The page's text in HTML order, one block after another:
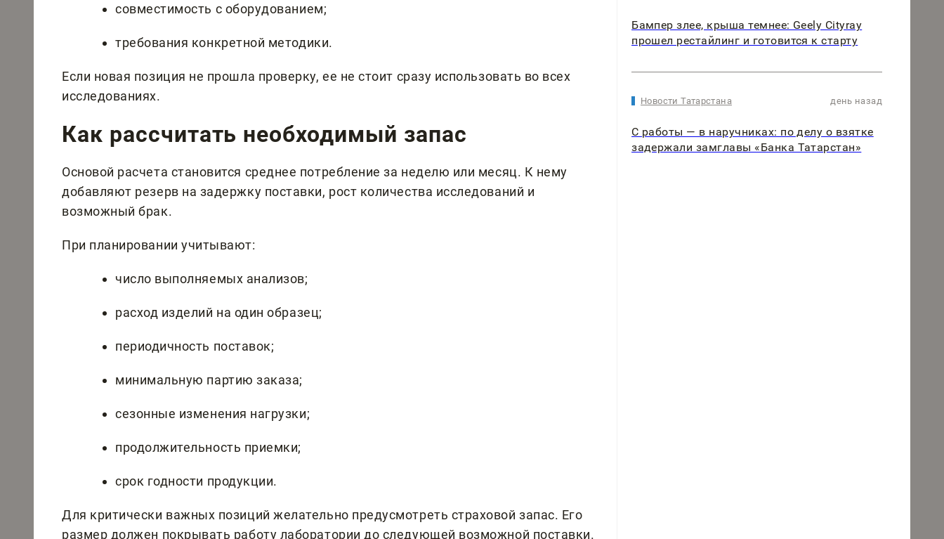
совместимость с оборудованием;
требования конкретной методики.
Если новая позиция не прошла проверку, ее не стоит сразу использовать во всех
исследованиях.
Как рассчитать необходимый запас
Основой расчета становится среднее потребление за неделю или месяц. К нему
добавляют резерв на задержку поставки, рост количества исследований и
возможный брак.
При планировании учитывают:
число выполняемых анализов;
расход изделий на один образец;
периодичность поставок;
минимальную партию заказа;
сезонные изменения нагрузки;
продолжительность приемки;
срок годности продукции.
Для критически важных позиций желательно предусмотреть страховой запас. Его
размер должен покрывать работу лаборатории до следующей возможной поставки.
Бампер злее, крыша темнее: Geely Cityray
прошел рестайлинг и готовится к старту
Новости Татарстана день назад
С работы — в наручниках: по делу о взятке
задержали замглавы «Банка Татарстан»